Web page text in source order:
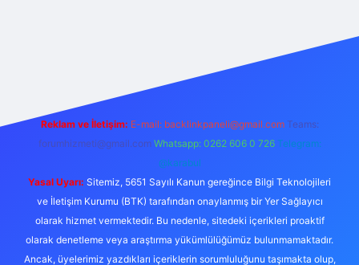
Reklam ve İletişim: E-mail: backlinkpaneli@gmail.com Teams:
forumhizmeti@gmail.com Whatsapp: 0262 606 0 726 Telegram:
@karabul
Yasal Uyarı: Sitemiz, 5651 Sayılı Kanun gereğince Bilgi Teknolojileri
ve İletişim Kurumu (BTK) tarafından onaylanmış bir Yer Sağlayıcı
olarak hizmet vermektedir. Bu nedenle, sitedeki içerikleri proaktif
olarak denetleme veya araştırma yükümlülüğümüz bulunmamaktadır.
Ancak, üyelerimiz yazdıkları içeriklerin sorumluluğunu taşımakta olup,